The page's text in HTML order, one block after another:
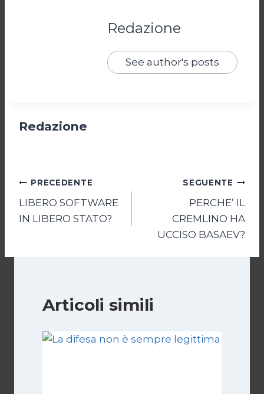
Redazione
See author's posts
Redazione
Navigazione
articoli
PRECEDENTE
LIBERO SOFTWARE
IN LIBERO STATO?
SEGUENTE
PERCHE’ IL
CREMLINO HA
UCCISO BASAEV?
Articoli simili